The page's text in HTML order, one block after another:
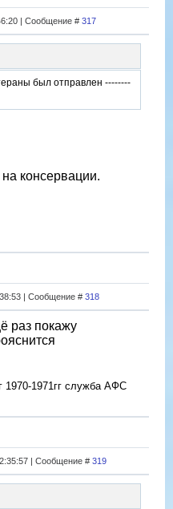
| Сообщение # 317
был отправлен --------
консервации.
| Сообщение # 318
раз покажу
1970-1971гг служба АФС
| Сообщение # 319